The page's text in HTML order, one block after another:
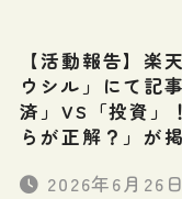
【活動報告】楽
ウシル」にて記
済」VS「投資」
らが正解？」が
2026年6月26日